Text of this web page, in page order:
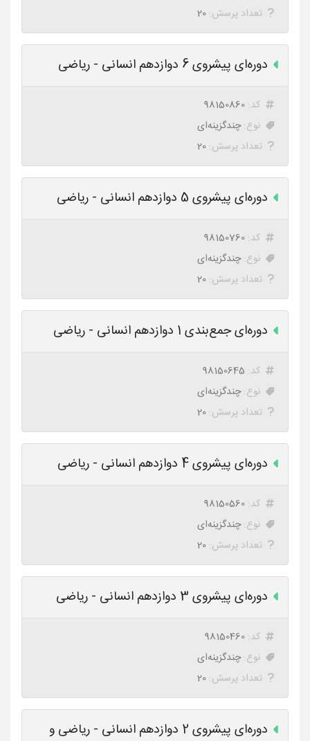
تعداد پرسش: 20
دوره‌ای پیشروی 6 دوازدهم انسانی - ریاضی
کد: 98150860
نوع: چندگزینه‌ای
تعداد پرسش: 20
دوره‌ای پیشروی 5 دوازدهم انسانی - ریاضی
کد: 98150760
نوع: چندگزینه‌ای
تعداد پرسش: 20
دوره‌ای جمع‌بندی 1 دوازدهم انسانی - ریاضی
کد: 98150645
نوع: چندگزینه‌ای
تعداد پرسش: 20
دوره‌ای پیشروی 4 دوازدهم انسانی - ریاضی
کد: 98150560
نوع: چندگزینه‌ای
تعداد پرسش: 20
دوره‌ای پیشروی 3 دوازدهم انسانی - ریاضی
کد: 98150460
نوع: چندگزینه‌ای
تعداد پرسش: 20
دوره‌ای پیشروی 2 دوازدهم انسانی - ریاضی و